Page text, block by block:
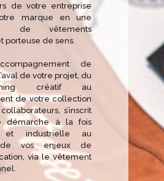
de votre entreprise
marque en une
de vêtements
porteuse de sens.
de
de votre projet, du
créatif au
de votre collection
s’inscrit
démarche à la fois
et industrielle au
vos enjeux de
via le vêtement